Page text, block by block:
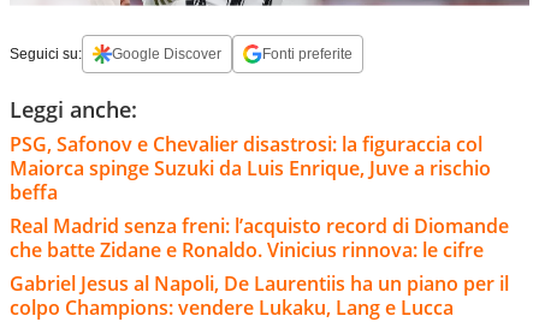
Seguici su: Google Discover Fonti preferite
Leggi anche:
PSG, Safonov e Chevalier disastrosi: la figuraccia col
Maiorca spinge Suzuki da Luis Enrique, Juve a rischio
beffa
Real Madrid senza freni: l’acquisto record di Diomande
che batte Zidane e Ronaldo. Vinicius rinnova: le cifre
Gabriel Jesus al Napoli, De Laurentiis ha un piano per il
colpo Champions: vendere Lukaku, Lang e Lucca